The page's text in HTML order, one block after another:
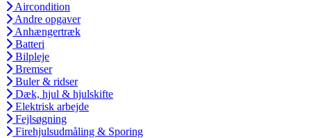
Aircondition
Andre opgaver
Anhængertræk
Batteri
Bilpleje
Bremser
Buler & ridser
Dæk, hjul & hjulskifte
Elektrisk arbejde
Fejlsøgning
Firehjulsudmåling & Sporing